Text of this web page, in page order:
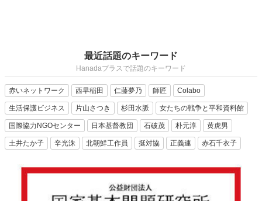
最近話題のキーワード
Hanadaプラスで話題のキーワード
赤いネットワーク 西早稲田 仁藤夢乃 師匠 Colabo
生活保護ビジネス 片山さつき 杉田水脈 女たちの戦争と平和資料館
国際協力NGOセンター 日本基督教団 石破茂 朴元淳 黄虎男
土井たか子 辛光洙 北朝鮮工作員 挺対協 正義連 赤石千衣子